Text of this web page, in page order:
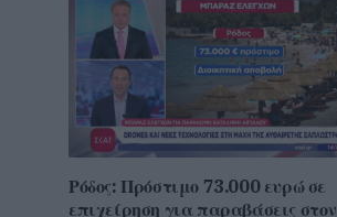
Ρόδος: Πρόστιμο 73.000 ευρώ σε
επιχείρηση για παραβάσεις στον